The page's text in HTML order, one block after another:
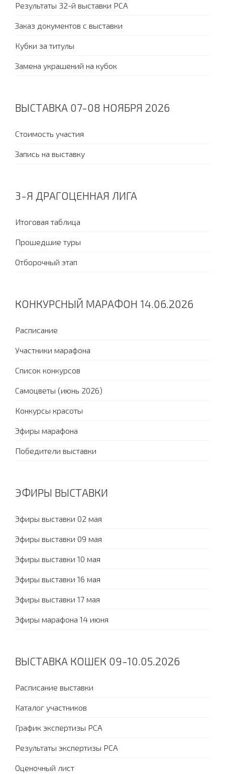
Результаты 32-й выставки PCA
Заказ документов с выставки
Кубки за титулы
Замена украшений на кубок
ВЫСТАВКА 07-08 НОЯБРЯ 2026
Стоимость участия
Запись на выставку
3-Я ДРАГОЦЕННАЯ ЛИГА
Итоговая таблица
Прошедшие туры
Отборочный этап
КОНКУРСНЫЙ МАРАФОН 14.06.2026
Расписание
Участники марафона
Список конкурсов
Самоцветы (июнь 2026)
Конкурсы красоты
Эфиры марафона
Победители выставки
ЭФИРЫ ВЫСТАВКИ
Эфиры выставки 02 мая
Эфиры выставки 09 мая
Эфиры выставки 10 мая
Эфиры выставки 16 мая
Эфиры выставки 17 мая
Эфиры марафона 14 июня
ВЫСТАВКА КОШЕК 09-10.05.2026
Расписание выставки
Каталог участников
График экспертизы PCA
Результаты экспертизы PCA
Оценочный лист